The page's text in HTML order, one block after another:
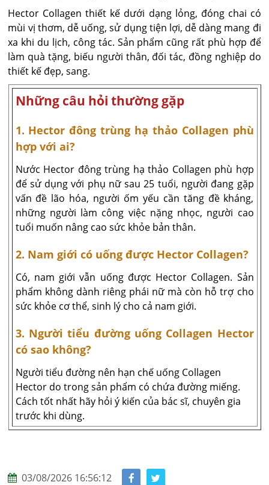
Hector Collagen thiết kế dưới dạng lỏng, đóng chai có
mùi vị thơm, dễ uống, sử dụng tiện lợi, dễ dàng mang đi
xa khi du lịch, công tác. Sản phẩm cũng rất phù hợp để
làm quà tặng, biếu người thân, đối tác, đồng nghiệp do
thiết kế đẹp, sang.
Những câu hỏi thường gặp
1. Hector đông trùng hạ thảo Collagen phù
hợp với ai?
Nước Hector đông trùng hạ thảo Collagen phù hợp
để sử dụng với phụ nữ sau 25 tuổi, người đang gặp
vấn đề lão hóa, người ốm yếu cần tăng đề kháng,
những người làm công việc nặng nhọc, người cao
tuổi muốn nâng cao sức khỏe bản thân.
2. Nam giới có uống được Hector Collagen?
Có, nam giới vẫn uống được Hector Collagen. Sản
phẩm không dành riêng phái nữ mà còn hỗ trợ cho
sức khỏe cơ thể, sinh lý cho cả nam giới.
3. Người tiểu đường uống Collagen Hector
có sao không?
Người tiểu đường nên hạn chế uống Collagen
Hector do trong sản phẩm có chứa đường miếng.
Cách tốt nhất hãy hỏi ý kiến của bác sĩ, chuyên gia
trước khi dùng.
03/08/2026 16:56:12